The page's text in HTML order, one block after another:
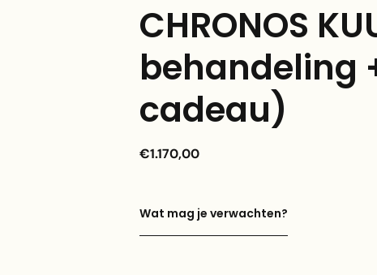
CHRONOS
behandeling
cadeau)
€1.170,00
Wat mag je verwachten?